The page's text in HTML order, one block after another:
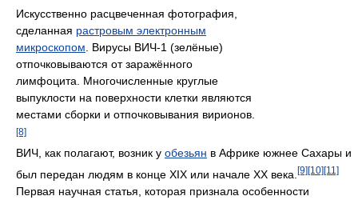
Искусственно расцвеченная фотография,
сделанная растровым электронным
микроскопом. Вирусы ВИЧ-1 (зелёные)
отпочковываются от заражённого
лимфоцита. Многочисленные круглые
выпуклости на поверхности клетки являются
местами сборки и отпочковывания вирионов.
[8]
ВИЧ, как полагают, возник у обезьян в Африке южнее Сахары и
был передан людям в конце XIX или начале XX века. [9][10][11]
Первая научная статья, которая признала особенности